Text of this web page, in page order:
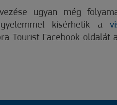
ugyan még
kísérhetik a
Tourist Facebook-oldalát